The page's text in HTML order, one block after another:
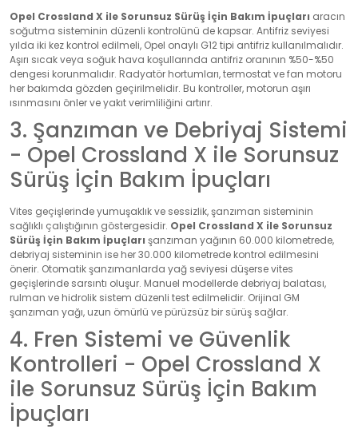
Opel Crossland X ile Sorunsuz Sürüş İçin Bakım İpuçları aracın
soğutma sisteminin düzenli kontrolünü de kapsar. Antifriz seviyesi
yılda iki kez kontrol edilmeli, Opel onaylı G12 tipi antifriz kullanılmalıdır.
Aşırı sıcak veya soğuk hava koşullarında antifriz oranının %50-%50
dengesi korunmalıdır. Radyatör hortumları, termostat ve fan motoru
her bakımda gözden geçirilmelidir. Bu kontroller, motorun aşırı
ısınmasını önler ve yakıt verimliliğini artırır.
3. Şanzıman ve Debriyaj Sistemi
- Opel Crossland X ile Sorunsuz
Sürüş İçin Bakım İpuçları
Vites geçişlerinde yumuşaklık ve sessizlik, şanzıman sisteminin
sağlıklı çalıştığının göstergesidir. Opel Crossland X ile Sorunsuz
Sürüş İçin Bakım İpuçları şanzıman yağının 60.000 kilometrede,
debriyaj sisteminin ise her 30.000 kilometrede kontrol edilmesini
önerir. Otomatik şanzımanlarda yağ seviyesi düşerse vites
geçişlerinde sarsıntı oluşur. Manuel modellerde debriyaj balatası,
rulman ve hidrolik sistem düzenli test edilmelidir. Orijinal GM
şanzıman yağı, uzun ömürlü ve pürüzsüz bir sürüş sağlar.
4. Fren Sistemi ve Güvenlik
Kontrolleri - Opel Crossland X
ile Sorunsuz Sürüş İçin Bakım
İpuçları